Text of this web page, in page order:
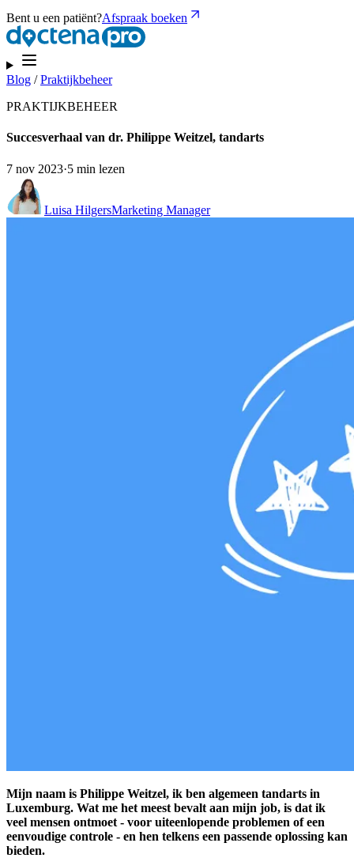
Bent u een patiënt?Afspraak boeken
Blog /Praktijkbeheer
PRAKTIJKBEHEER
Succesverhaal van dr. Philippe Weitzel, tandarts
7 nov 2023·5 min lezen
Luisa HilgersMarketing Manager
Mijn naam is Philippe Weitzel, ik ben algemeen tandarts in
Luxemburg. Wat me het meest bevalt aan mijn job, is dat ik
veel mensen ontmoet - voor uiteenlopende problemen of een
eenvoudige controle - en hen telkens een passende oplossing kan
bieden.